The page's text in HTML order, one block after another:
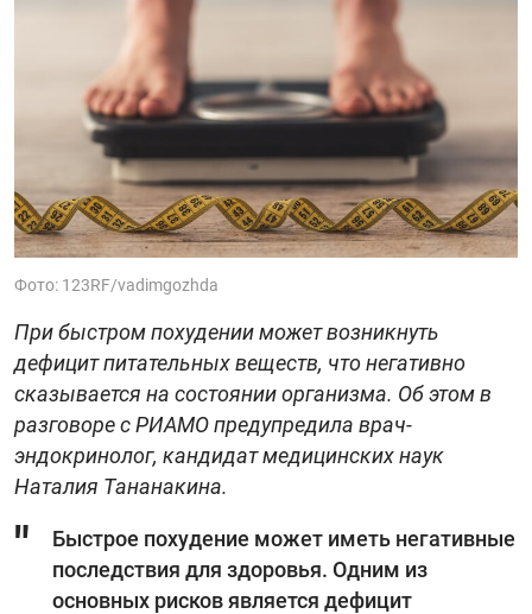
Фото: 123RF/vadimgozhda
При быстром похудении может возникнуть
дефицит питательных веществ, что негативно
сказывается на состоянии организма. Об этом в
разговоре с РИАМО предупредила врач-
эндокринолог, кандидат медицинских наук
Наталия Тананакина.
Быстрое похудение может иметь негативные
последствия для здоровья. Одним из
основных рисков является дефицит